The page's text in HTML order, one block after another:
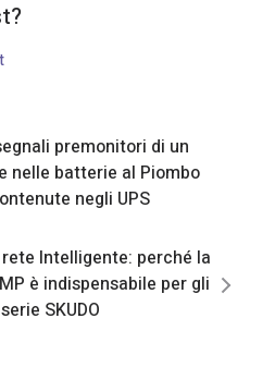
premonitori di un
nelle batterie al Piombo
negli UPS
rete Intelligente: perché la
è indispensabile per gli
SKUDO